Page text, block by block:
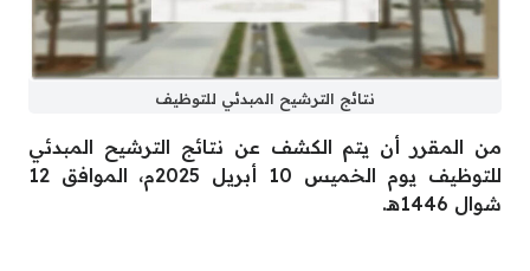
نتائج الترشيح المبدئي للتوظيف
من المقرر أن يتم الكشف عن نتائج الترشيح المبدئي
للتوظيف يوم الخميس 10 أبريل 2025م، الموافق 12
شوال 1446هـ.